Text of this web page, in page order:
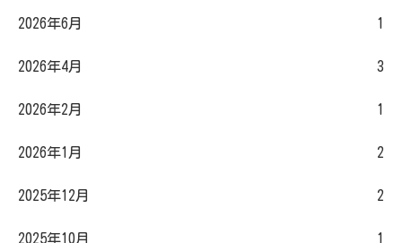
2026年6月 1
2026年4月 3
2026年2月 1
2026年1月 2
2025年12月 2
2025年10月 1